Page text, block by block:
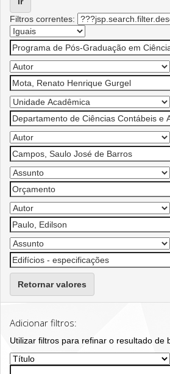
Filtros correntes:
Retornar valores
Adicionar filtros:
Utilizar filtros para refinar o resultado de